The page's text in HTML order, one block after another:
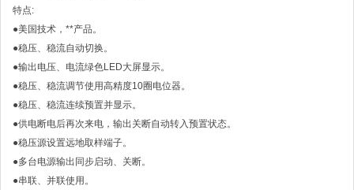
特点:
●美国技术，**产品。
●稳压、稳流自动切换。
●输出电压、电流绿色LED大屏显示。
●稳压、稳流调节使用高精度10圈电位器。
●稳压、稳流连续预置并显示。
●供电断电后再次来电，输出关断自动转入预置状态。
●稳压源设置远地取样端子。
●多台电源输出同步启动、关断。
●串联、并联使用。